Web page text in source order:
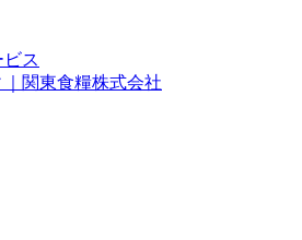
ス
関東食糧株式会社